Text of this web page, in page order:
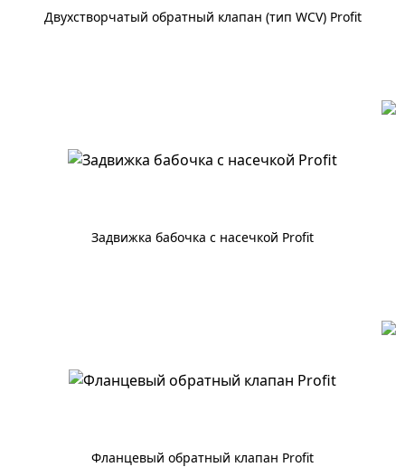
Двухстворчатый обратный клапан (тип WCV) Profit
Задвижка бабочка с насечкой Profit
Фланцевый обратный клапан Profit